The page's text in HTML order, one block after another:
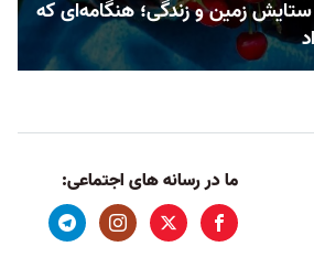
زمین و زندگی؛ هنگامه‌ای که
ما در رسانه های اجتماعی: